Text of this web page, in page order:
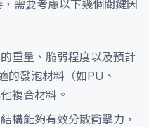
需要考慮以下幾個關鍵因
重量、脆弱程度以及預計
的發泡材料（如PU、
複合材料。
構能夠有效分散衝擊力，